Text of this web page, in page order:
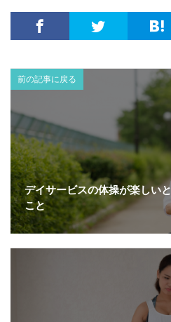
前の記事に戻る
デイサービスの体操が楽しい
こと